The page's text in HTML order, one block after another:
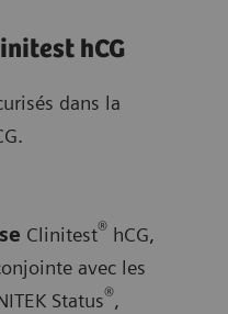
hCG
dans la
Clinitest® hCG,
avec les
Status®,